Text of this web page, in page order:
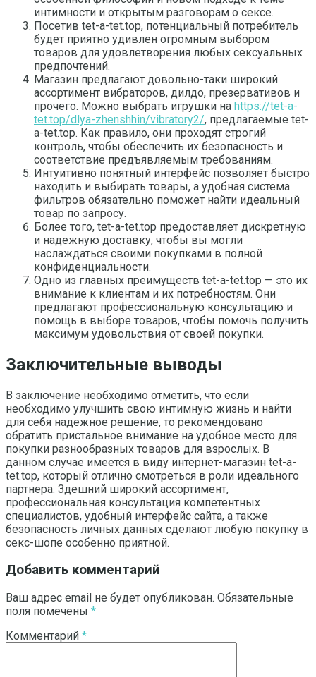
интимности и открытым разговорам о сексе.
Посетив tet-a-tet.top, потенциальный потребитель
будет приятно удивлен огромным выбором
товаров для удовлетворения любых сексуальных
предпочтений.
Магазин предлагают довольно-таки широкий
ассортимент вибраторов, дилдо, презервативов и
прочего. Можно выбрать игрушки на https://tet-a-
tet.top/dlya-zhenshhin/vibratory2/, предлагаемые tet-
a-tet.top. Как правило, они проходят строгий
контроль, чтобы обеспечить их безопасность и
соответствие предъявляемым требованиям.
Интуитивно понятный интерфейс позволяет быстро
находить и выбирать товары, а удобная система
фильтров обязательно поможет найти идеальный
товар по запросу.
Более того, tet-a-tet.top предоставляет дискретную
и надежную доставку, чтобы вы могли
наслаждаться своими покупками в полной
конфиденциальности.
Одно из главных преимуществ tet-a-tet.top — это их
внимание к клиентам и их потребностям. Они
предлагают профессиональную консультацию и
помощь в выборе товаров, чтобы помочь получить
максимум удовольствия от своей покупки.
Заключительные выводы
В заключение необходимо отметить, что если
необходимо улучшить свою интимную жизнь и найти
для себя надежное решение, то рекомендовано
обратить пристальное внимание на удобное место для
покупки разнообразных товаров для взрослых. В
данном случае имеется в виду интернет-магазин tet-a-
tet.top, который отлично смотреться в роли идеального
партнера. Здешний широкий ассортимент,
профессиональная консультация компетентных
специалистов, удобный интерфейс сайта, а также
безопасность личных данных сделают любую покупку в
секс-шопе особенно приятной.
Добавить комментарий
Ваш адрес email не будет опубликован. Обязательные
поля помечены *
Комментарий *